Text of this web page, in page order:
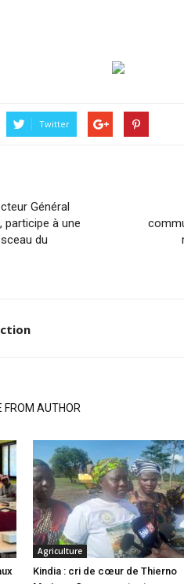
Twitter
Général
à une
du
FROM AUTHOR
Agriculture
Kindia : cri de cœur de Thierno